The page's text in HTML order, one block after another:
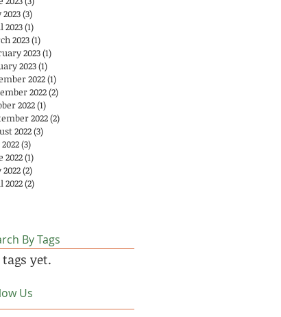
(3)
2023(1)
2023(1)
2023(1)
2023(1)
2022(1)
2022(2)
2022(1)
2022(2)
2022(3)
(3)
2022(1)
(2)
2022(2)
By Tags
tags yet.
Us